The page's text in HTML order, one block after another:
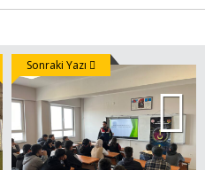
Sonraki Yazı